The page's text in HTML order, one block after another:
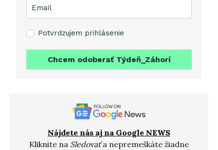
Potvrdzujem prihlásenie
Chcem odoberať Týdeň_Záhorí
Nájdete nás aj na Google NEWS
Kliknite na Sledovaťa nepremeškáte žiadne